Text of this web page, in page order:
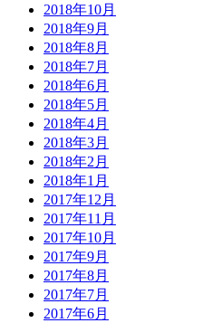
2018年10月
2018年9月
2018年8月
2018年7月
2018年6月
2018年5月
2018年4月
2018年3月
2018年2月
2018年1月
2017年12月
2017年11月
2017年10月
2017年9月
2017年8月
2017年7月
2017年6月